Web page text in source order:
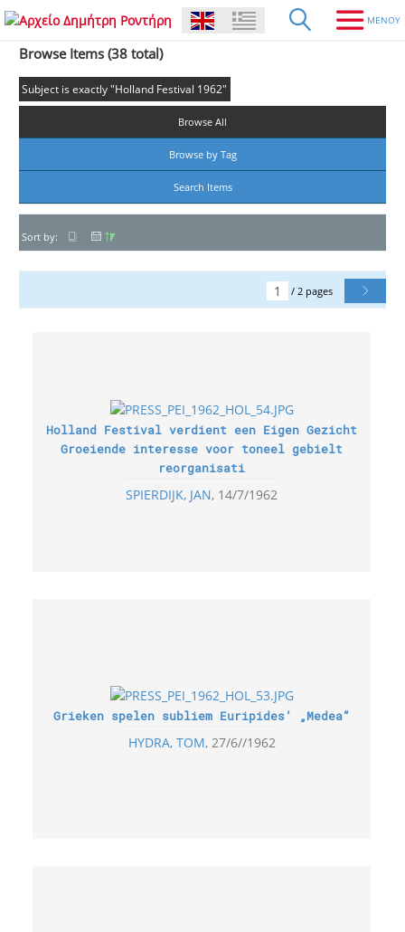
Browse Items (38 total)
Subject is exactly "Holland Festival 1962"
Browse All
Browse by Tag
Search Items
Sort by:
/ 2 pages
Holland Festival verdient een Eigen Gezicht
Groeiende interesse voor toneel gebielt
reorganisati
SPIERDIJK, JAN 14/7/1962
Grieken spelen subliem Euripides’ „Medea“
HYDRA, TOM 27/6//1962